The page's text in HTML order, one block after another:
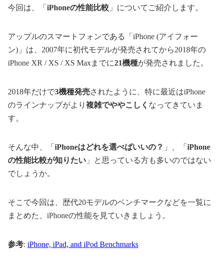
今回は、「 iPhoneの性能比較 」についてご紹介します。
アップルのスマートフォンである「iPhone (アイフォー
ン)」は、2007年に初代モデルが発売されてから2018年の
iPhone XR / XS / XS Maxまでに21機種が発売されました。
2018年だけで3機種発売されたように、特に最近はiPhone
のラインナップがより 複雑でややこしく なってきていま
す。
そんな中、「 iPhoneはどれを選べばいいの？ 」、「 iPhone
の性能比較が知りたい 」と思っている方も多いのではない
でしょうか。
そこで今回は、歴代20モデルのベンチマークなどを一覧に
まとめた、iPhoneの性能を見ていきましょう。
参考: iPhone, iPad, and iPod Benchmarks